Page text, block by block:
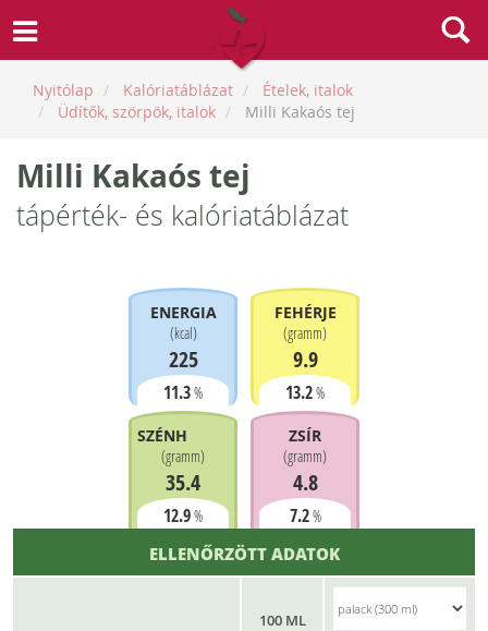
Nyitólap Kalóriatáblázat
Ételek, italok
Üdítők, szörpök, italok
Milli Kakaós tej
Milli Kakaós tej
tápérték- és kalóriatáblázat
ENERGIA
(kcal)
225
11.3%
FEHÉRJE
(gramm)
9.9
13.2%
SZÉNHIDRÁT
(gramm)
35.4
12.9%
ZSÍR
(gramm)
4.8
7.2%
ELLENŐRZÖTT ADATOK
100 ML